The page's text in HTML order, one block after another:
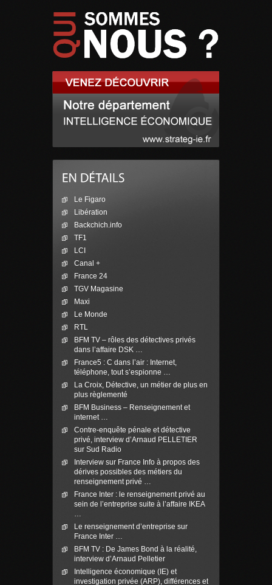
Le Figaro
Libération
Backchich.info
TF1
LCI
Canal +
France 24
TGV Magasine
Maxi
Le Monde
RTL
BFM TV – rôles des détectives privés
dans l’affaire DSK …
France5 : C dans l’air : Internet,
téléphone, tout s’espionne …
La Croix, Détective, un métier de plus en
plus règlementé
BFM Business – Renseignement et
internet …
Contre-enquête pénale et détective
privé, interview d’Arnaud PELLETIER
sur Sud Radio
Interview sur France Info à propos des
dérives possibles des métiers du
renseignement privé …
France Inter : le renseignement privé au
sein de l’entreprise suite à l’affaire IKEA
…
Le renseignement d’entreprise sur
France Inter …
BFM TV : De James Bond à la réalité,
interview d’Arnaud Pelletier
Intelligence économique (IE) et
investigation privée (ARP), différences et